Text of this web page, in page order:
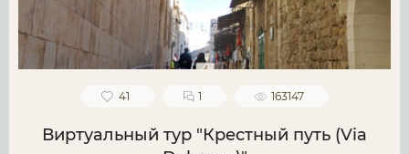
41 1 163147
Виртуальный тур "Крестный путь (Via